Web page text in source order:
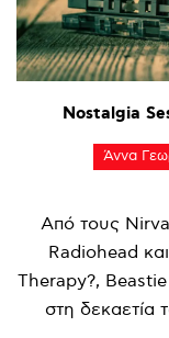
Nostalgia
Άννα
Από τους
Radiohead
Therapy?,
στη δεκαετία